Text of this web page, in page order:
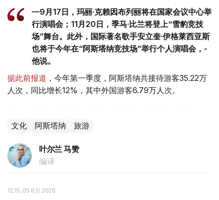
—9月17日，玛丽·克赖因布列丽将在国家会议中心举
行演唱会；11月20日，季马·比兰将登上“雪豹竞技
场”舞台。此外，国际著名歌手安立奎·伊格莱西亚斯
也将于今年在“阿斯塔纳竞技场”举行个人演唱会，-
他说。
据此前报道 ，今年第一季度，阿斯塔纳共接待游客35.22万
人次，同比增长12%，其中外国游客6.79万人次。
文化 阿斯塔纳 旅游
叶尔兰 马赞
编译
12:15, 05 8月 2026